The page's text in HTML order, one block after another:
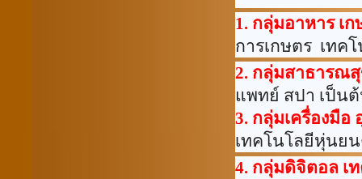
1.กลุ่มอาหาร เก
การเกษตร เทค
2. กลุ่มสาธารณ
แพทย์ สปา เป็น
3. กลุ่มเครื่องมือ
เทคโนโลยีหุ่นย
4. กลุ่มดิจิตอล เ